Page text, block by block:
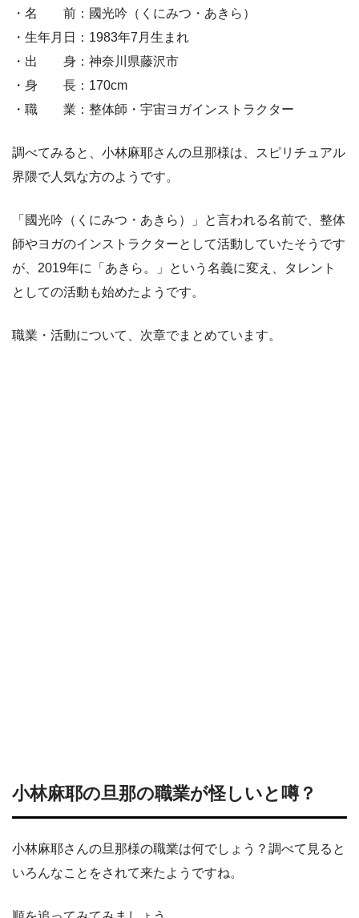
・名 前：國光吟（くにみつ・あきら）
・生年月日：1983年7月生まれ
・出 身：神奈川県藤沢市
・身 長：170cm
・職 業：整体師・宇宙ヨガインストラクター
調べてみると、小林麻耶さんの旦那様は、スピリチュアル
界隈で人気な方のようです。
「國光吟（くにみつ・あきら）」と言われる名前で、整体
師やヨガのインストラクターとして活動していたそうです
が、2019年に「あきら。」という名義に変え、タレント
としての活動も始めたようです。
職業・活動について、次章でまとめています。
小林麻耶の旦那の職業が怪しいと噂？
小林麻耶さんの旦那様の職業は何でしょう？調べて見ると
いろんなことをされて来たようですね。